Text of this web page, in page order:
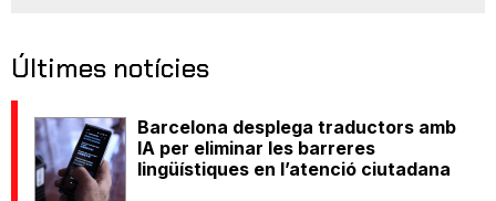
Últimes notícies
Barcelona desplega traductors amb
IA per eliminar les barreres
lingüístiques en l’atenció ciutadana